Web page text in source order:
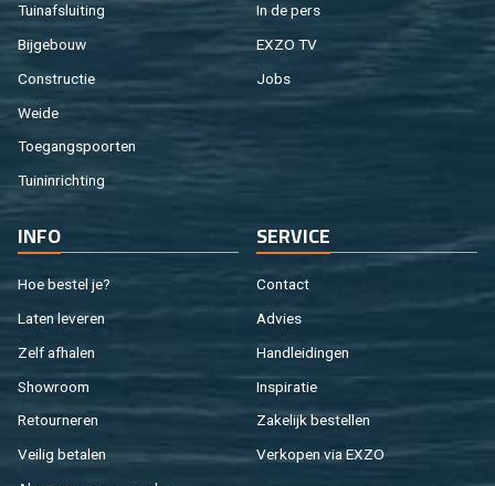
Tuin­af­slui­ting
Bij­ge­bouw
Con­struc­tie
Weide
Toe­gangs­poor­ten
Tuin­in­rich­ting
In de pers
EXZO TV
Jobs
INFO
Hoe be­stel je?
Laten le­ve­ren
Zelf af­ha­len
Show­room
Re­tour­ne­ren
Vei­lig be­ta­len
SER­VI­CE
Con­tact
Ad­vies
Hand­lei­din­gen
In­spi­ra­tie
Za­ke­lijk be­stel­len
Ver­ko­pen via EXZO